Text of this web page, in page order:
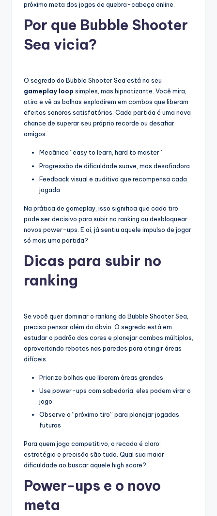
próximo meta dos jogos de quebra-cabeça online.
Por que Bubble Shooter
Sea vicia?
O segredo do Bubble Shooter Sea está no seu
gameplay loop simples, mas hipnotizante. Você mira,
atira e vê as bolhas explodirem em combos que liberam
efeitos sonoros satisfatórios. Cada partida é uma nova
chance de superar seu próprio recorde ou desafiar
amigos.
Mecânica “easy to learn, hard to master”
Progressão de dificuldade suave, mas desafiadora
Feedback visual e auditivo que recompensa cada
jogada
Na prática de gameplay, isso significa que cada tiro
pode ser decisivo para subir no ranking ou desbloquear
novos power-ups. E aí, já sentiu aquele impulso de jogar
só mais uma partida?
Dicas para subir no
ranking
Se você quer dominar o ranking do Bubble Shooter Sea,
precisa pensar além do óbvio. O segredo está em
estudar o padrão das cores e planejar combos múltiplos,
aproveitando rebotes nas paredes para atingir áreas
difíceis.
Priorize bolhas que liberam áreas grandes
Use power-ups com sabedoria: eles podem virar o
jogo
Observe o “próximo tiro” para planejar jogadas
futuras
Para quem joga competitivo, o recado é claro:
estratégia e precisão são tudo. Qual sua maior
dificuldade ao buscar aquele high score?
Power-ups e o novo
meta